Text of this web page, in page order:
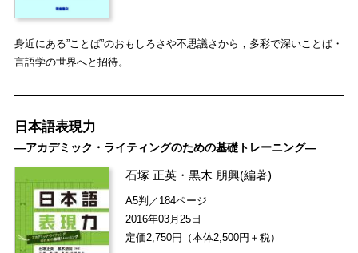
身近にある”ことば”のおもしろさや不思議さから，多彩で深いことば・
言語学の世界へと招待。
日本語表現力
―アカデミック・ライティングのための基礎トレーニング―
石塚 正英 ・黒木 朋興(編著)
A5判／184ページ
2016年03月25日
定価2,750円（本体2,500円＋税）